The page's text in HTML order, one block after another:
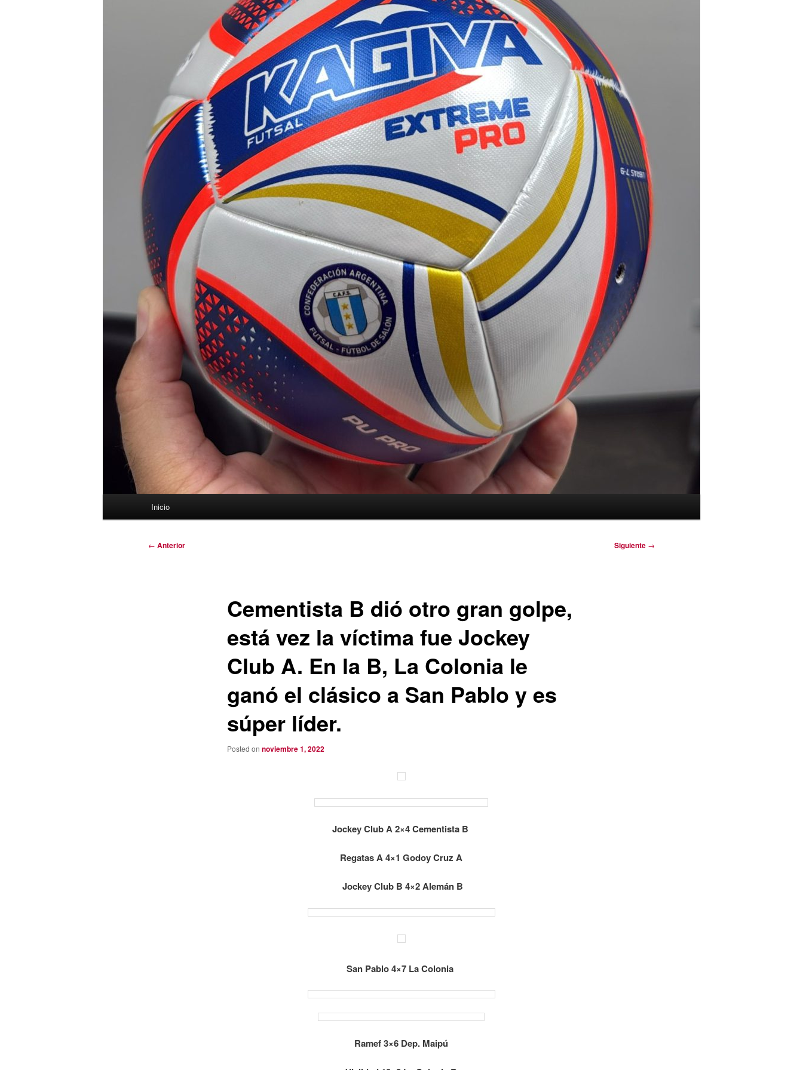
Inicio
Navegación
← Anterior Siguiente →
Cementista B dió otro gran golpe,
está vez la víctima fue Jockey
Club A. En la B, La Colonia le
ganó el clásico a San Pablo y es
súper líder.
Posted on noviembre 1, 2022
Jockey Club A 2×4 Cementista B
Regatas A 4×1 Godoy Cruz A
Jockey Club B 4×2 Alemán B
San Pablo 4×7 La Colonia
Ramef 3×6 Dep. Maipú